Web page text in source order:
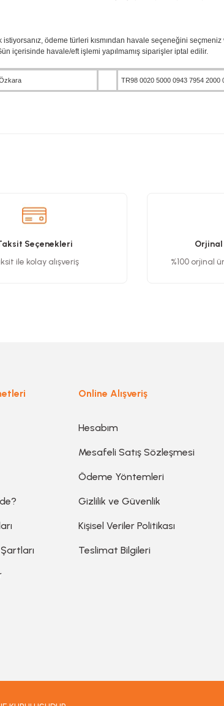
ödeme türleri kısmından havale seçeneğini
içerisinde havale/eft işlemi yapılmamış siparişler iptal edilir.
TR98 0020 5000 0943 7954 2000
Seçenekleri
ile kolay alışveriş
%100 orjinal
Online Alışveriş
Hesabım
Mesafeli Satış Sözleşmesi
Ödeme Yöntemleri
Gizlilik ve Güvenlik
Kişisel Veriler Politikası
Teslimat Bilgileri